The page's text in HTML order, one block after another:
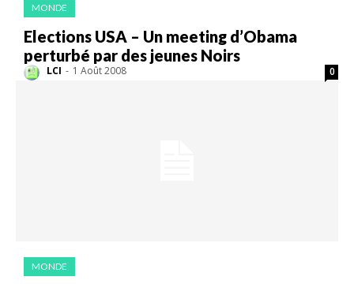
MONDE
Elections USA – Un meeting d’Obama
perturbé par des jeunes Noirs
LCI - 1 Août 2008 0
MONDE